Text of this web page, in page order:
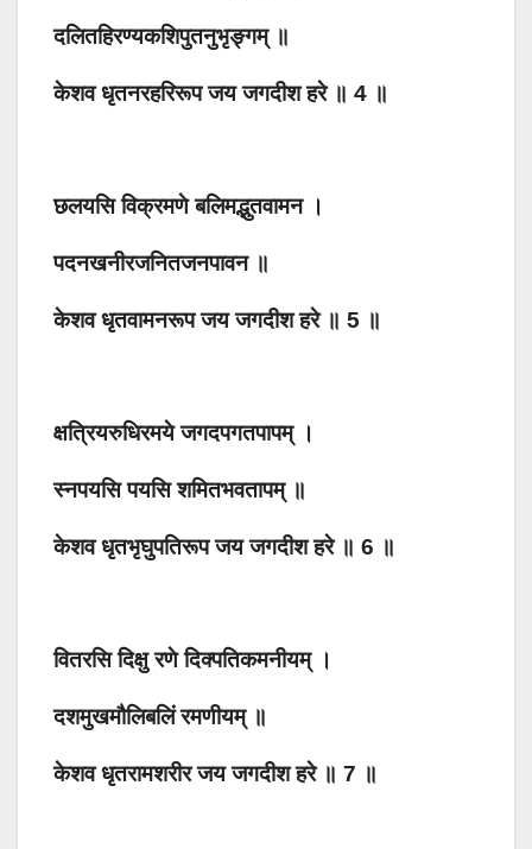
दलितहिरण्यकशिपुतनुभृङ्गम् ॥
केशव धृतनरहरिरूप जय जगदीश हरे ॥ 4 ॥
छलयसि विक्रमणे बलिमद्भुतवामन ।
पदनखनीरजनितजनपावन ॥
केशव धृतवामनरूप जय जगदीश हरे ॥ 5 ॥
क्षत्रियरुधिरमये जगदपगतपापम् ।
स्नपयसि पयसि शमितभवतापम् ॥
केशव धृतभृघुपतिरूप जय जगदीश हरे ॥ 6 ॥
वितरसि दिक्षु रणे दिक्पतिकमनीयम् ।
दशमुखमौलिबलिं रमणीयम् ॥
केशव धृतरामशरीर जय जगदीश हरे ॥ 7 ॥